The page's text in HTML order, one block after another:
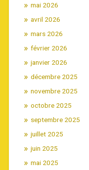
mai 2026
avril 2026
mars 2026
février 2026
janvier 2026
décembre 2025
novembre 2025
octobre 2025
septembre 2025
juillet 2025
juin 2025
mai 2025